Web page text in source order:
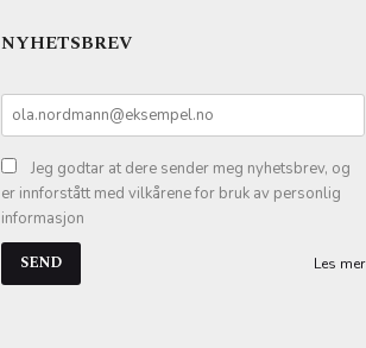
NYHETSBREV
Jeg godtar at dere sender meg nyhetsbrev, og
er innforstått med vilkårene for bruk av personlig
informasjon
Les mer